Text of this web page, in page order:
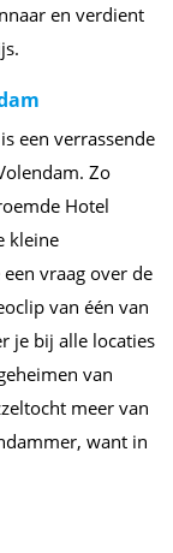
en verdient
is een verrassende
Zo
Hotel
kleine
vraag over de
van één van
je bij alle locaties
van
meer van
want in